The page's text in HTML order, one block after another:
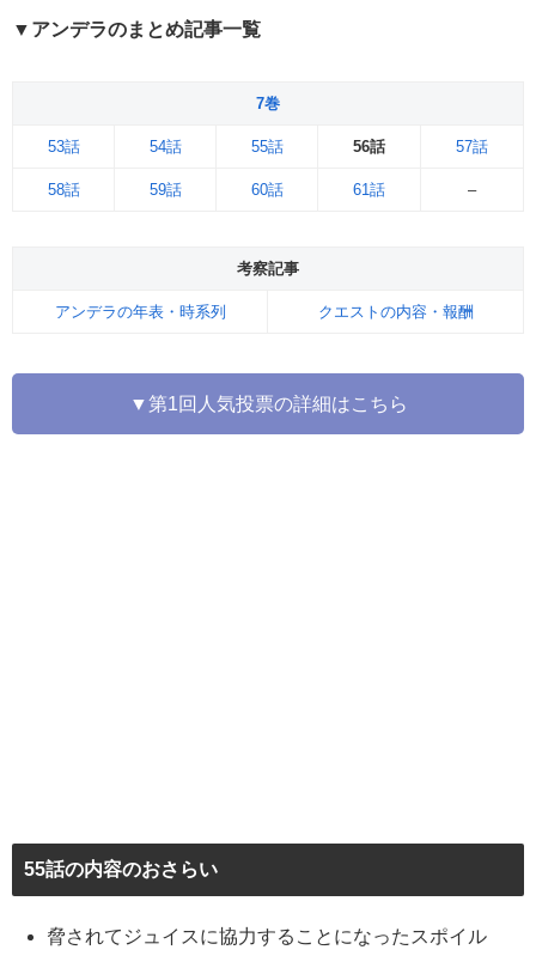
▼アンデラのまとめ記事一覧
7巻
53話 54話 55話 56話 57話
58話 59話 60話 61話 –
考察記事
アンデラの年表・時系列 クエストの内容・報酬
▼第1回人気投票の詳細はこちら
55話の内容のおさらい
脅されてジュイスに協力することになったスポイル